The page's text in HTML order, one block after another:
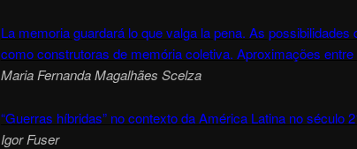
La memoria guardará lo que valga la pena. As
como construtoras de memória coletiva. Aproximações
Maria Fernanda Magalhães Scelza
“Guerras híbridas” no contexto da América Latina no século
Igor Fuser